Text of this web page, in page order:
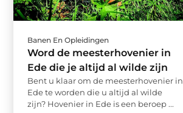
Banen En Opleidingen
Word de meesterhovenier in
Ede die je altijd al wilde zijn
Bent u klaar om de meesterhovenier in
Ede te worden die u altijd al wilde
zijn? Hovenier in Ede is een beroep ...